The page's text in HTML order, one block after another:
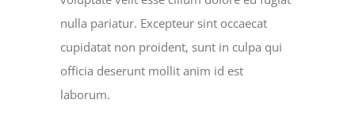
nulla pariatur. Excepteur sint occaecat
cupidatat non proident, sunt in culpa qui
officia deserunt mollit anim id est
laborum.